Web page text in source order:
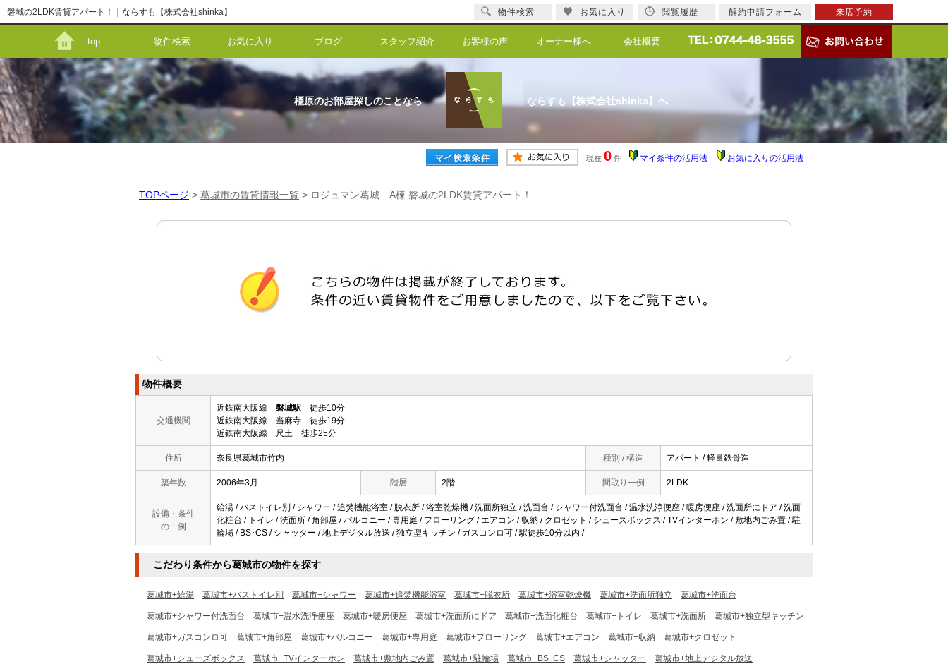
磐城の2LDK賃貸アパート！｜ならすも【株式会社shinka】
top 物件検索 お気に入り ブログ スタッフ紹介 お客様の声 オーナー様へ 会社概要
橿原のお部屋探しのことなら ならすも【株式会社shinka】へ
現在 0 件 マイ条件の活用法 お気に入りの活用法
TOPページ > 葛城市の賃貸情報一覧 > ロジュマン葛城 A棟 磐城の2LDK賃貸アパート！
物件概要
交通機関
近鉄南大阪線 磐城駅 徒歩10分
近鉄南大阪線 当麻寺 徒歩19分
近鉄南大阪線 尺土 徒歩25分
住所 奈良県葛城市竹内 種別 / 構造 アパート / 軽量鉄骨造
築年数 2006年3月 階層 2階 間取り一例 2LDK
設備・条件
の一例
給湯 / バストイレ別 / シャワー / 追焚機能浴室 / 脱衣所 / 浴室乾燥機 / 洗面所独立 / 洗面台 / シャワー付洗面台 / 温水洗浄便座 / 暖房便座 / 洗面所にドア / 洗面
化粧台 / トイレ / 洗面所 / 角部屋 / バルコニー / 専用庭 / フローリング / エアコン / 収納 / クロゼット / シューズボックス / TVインターホン / 敷地内ごみ置 / 駐
輪場 / BS･CS / シャッター / 地上デジタル放送 / 独立型キッチン / ガスコンロ可 / 駅徒歩10分以内 /
こだわり条件から葛城市の物件を探す
葛城市+給湯 葛城市+バストイレ別 葛城市+シャワー 葛城市+追焚機能浴室 葛城市+脱衣所 葛城市+浴室乾燥機 葛城市+洗面所独立 葛城市+洗面台
葛城市+シャワー付洗面台 葛城市+温水洗浄便座 葛城市+暖房便座 葛城市+洗面所にドア 葛城市+洗面化粧台 葛城市+トイレ 葛城市+洗面所 葛城市+独立型キッチン
葛城市+ガスコンロ可 葛城市+角部屋 葛城市+バルコニー 葛城市+専用庭 葛城市+フローリング 葛城市+エアコン 葛城市+収納 葛城市+クロゼット
葛城市+シューズボックス 葛城市+TVインターホン 葛城市+敷地内ごみ置 葛城市+駐輪場 葛城市+BS･CS 葛城市+シャッター 葛城市+地上デジタル放送
物件検索 お気に入り 閲覧履歴 解約申請フォーム 来店予約